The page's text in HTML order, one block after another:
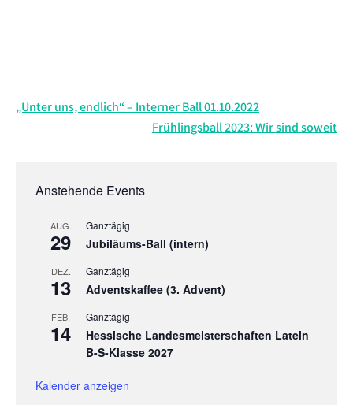
Beitragsnavigation
„Unter uns, endlich“ – Interner Ball 01.10.2022
Frühlingsball 2023: Wir sind soweit
Anstehende Events
AUG.
29
Ganztägig
Jubiläums-Ball (intern)
DEZ.
13
Ganztägig
Adventskaffee (3. Advent)
FEB.
14
Ganztägig
Hessische Landesmeisterschaften Latein
B-S-Klasse 2027
Kalender anzeigen